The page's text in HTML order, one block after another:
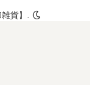
貨】.